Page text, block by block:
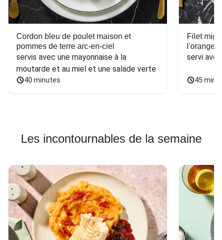
Cordon bleu de poulet maison et
pommes de terre arc-en-ciel
servis avec une mayonnaise à la
moutarde et au miel et une salade verte
40 minutes
Filet
l'orange
servi
45
Les incontournables de la semaine